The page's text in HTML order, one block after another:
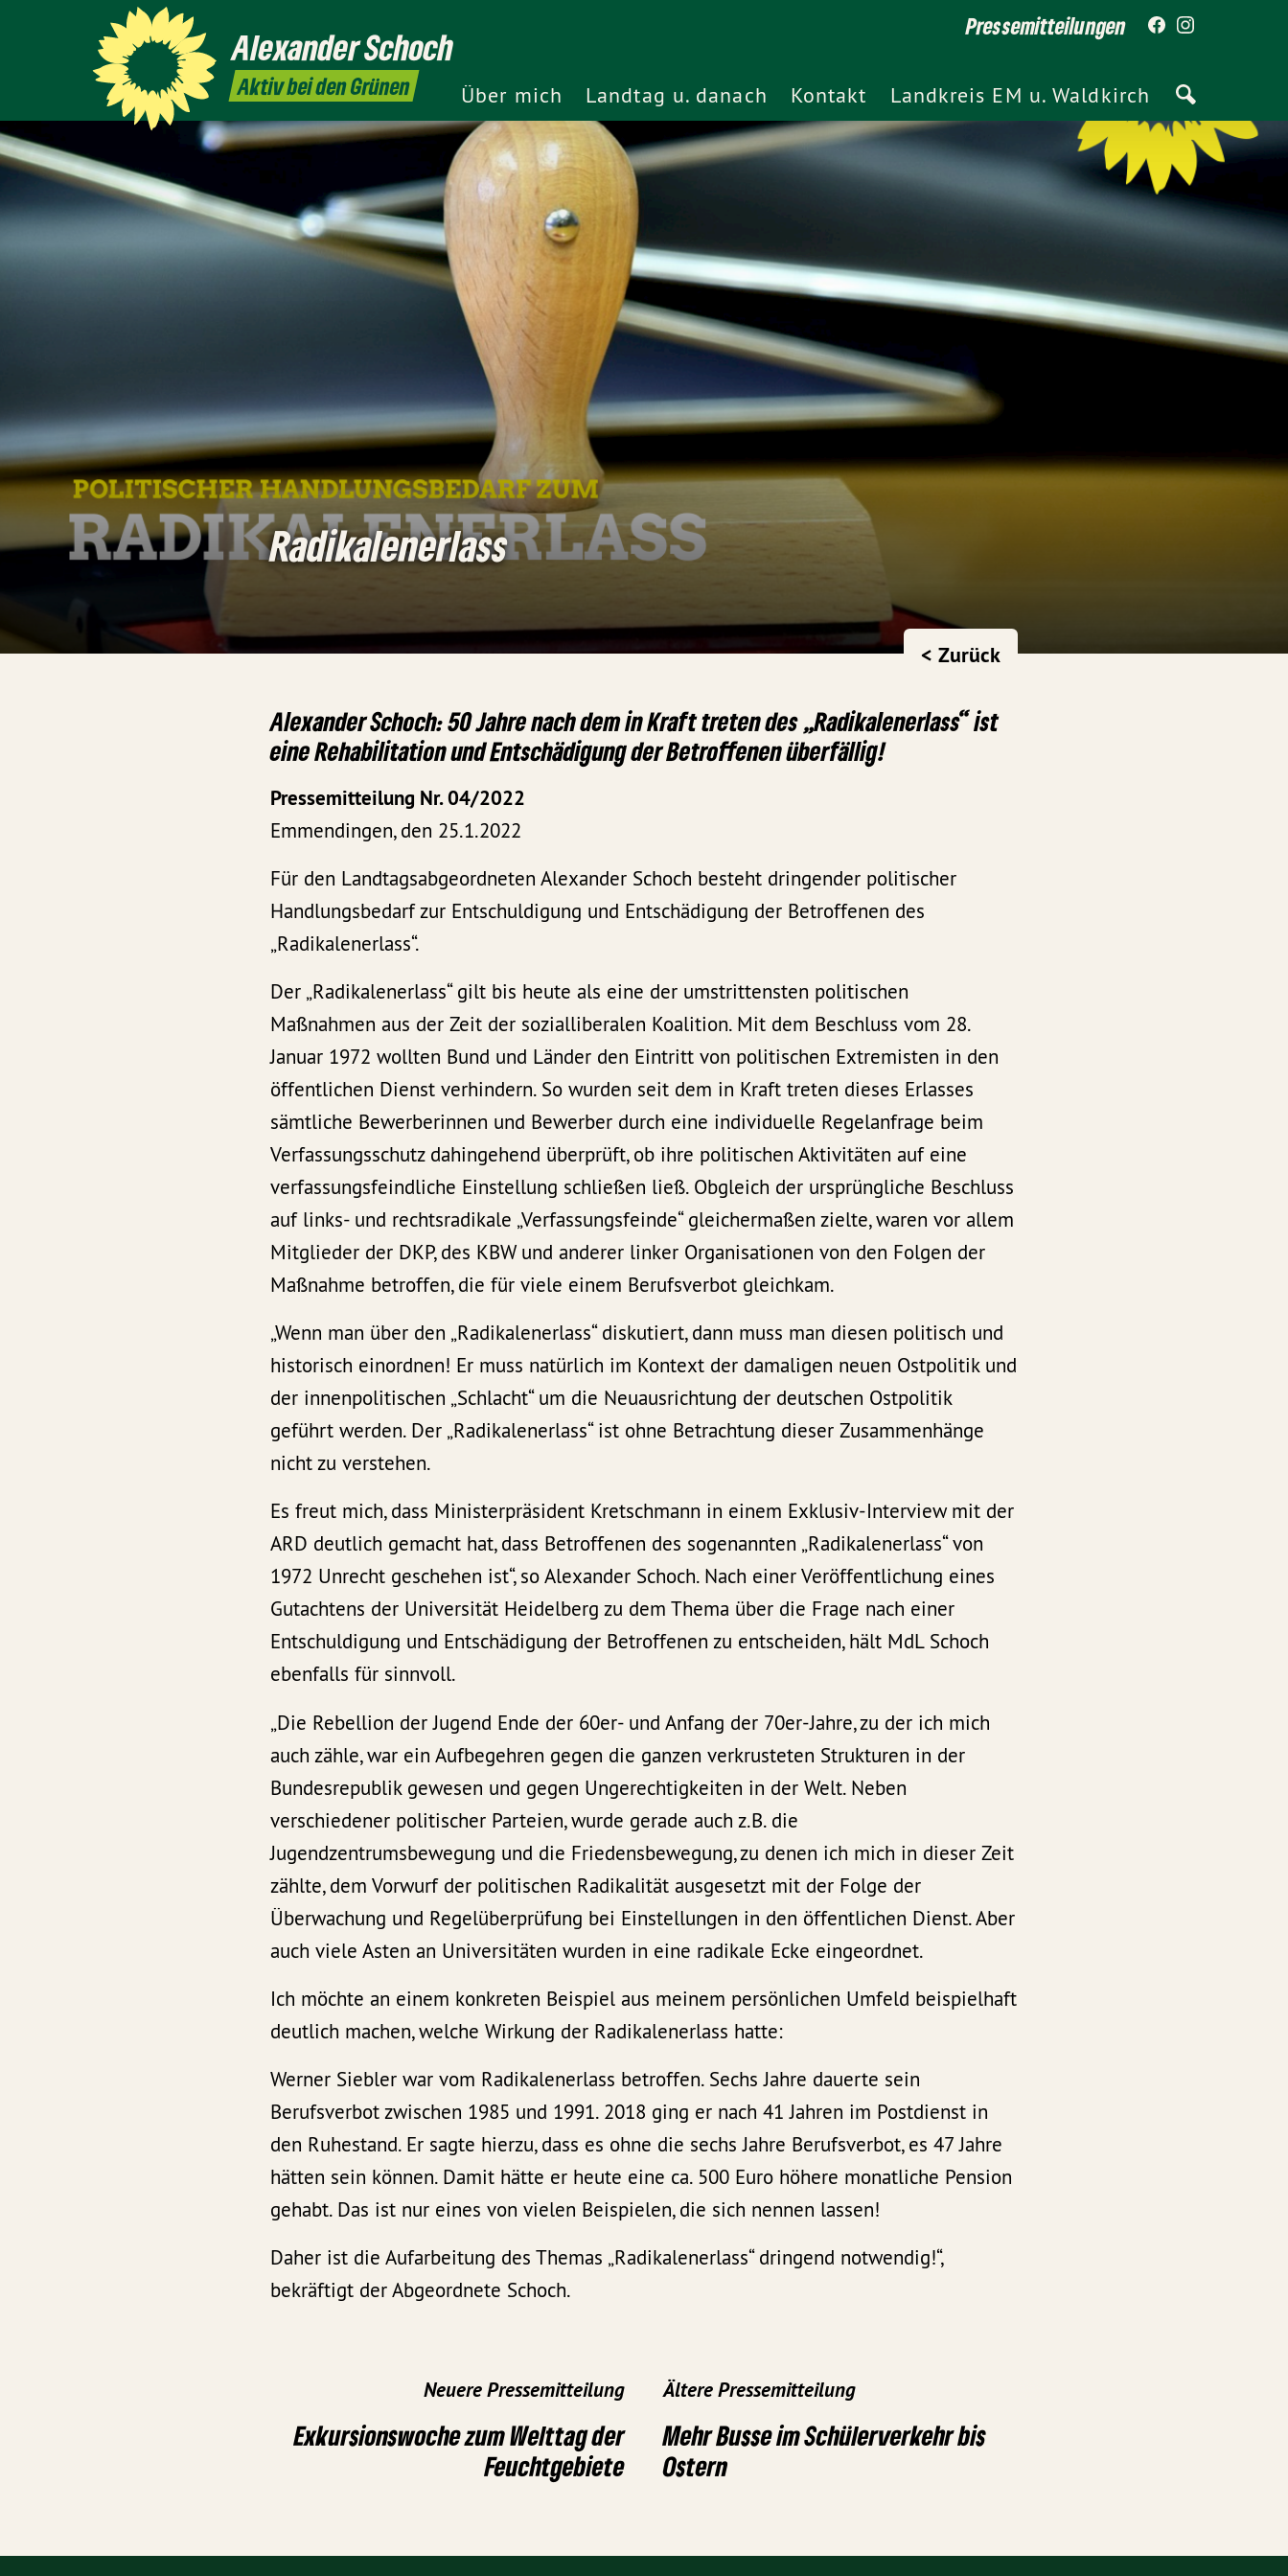
AlexanderSchoch
Aktiv bei den Grünen
Pressemitteilungen
Über mich Landtag u. danach Kontakt Landkreis EM u. Waldkirch
Radikalenerlass
< Zurück
Alexander Schoch: 50 Jahre nach dem in Kraft treten des „Radikalenerlass“ ist
eine Rehabilitation und Entschädigung der Betroffenen überfällig!
Pressemitteilung Nr. 04/2022
Emmendingen, den 25.1.2022
Für den Landtagsabgeordneten Alexander Schoch besteht dringender politischer
Handlungsbedarf zur Entschuldigung und Entschädigung der Betroffenen des
„Radikalenerlass“.
Der „Radikalenerlass“ gilt bis heute als eine der umstrittensten politischen
Maßnahmen aus der Zeit der sozialliberalen Koalition. Mit dem Beschluss vom 28.
Januar 1972 wollten Bund und Länder den Eintritt von politischen Extremisten in den
öffentlichen Dienst verhindern. So wurden seit dem in Kraft treten dieses Erlasses
sämtliche Bewerberinnen und Bewerber durch eine individuelle Regelanfrage beim
Verfassungsschutz dahingehend überprüft, ob ihre politischen Aktivitäten auf eine
verfassungsfeindliche Einstellung schließen ließ. Obgleich der ursprüngliche Beschluss
auf links- und rechtsradikale „Verfassungsfeinde“ gleichermaßen zielte, waren vor allem
Mitglieder der DKP, des KBW und anderer linker Organisationen von den Folgen der
Maßnahme betroffen, die für viele einem Berufsverbot gleichkam.
„Wenn man über den „Radikalenerlass“ diskutiert, dann muss man diesen politisch und
historisch einordnen! Er muss natürlich im Kontext der damaligen neuen Ostpolitik und
der innenpolitischen „Schlacht“ um die Neuausrichtung der deutschen Ostpolitik
geführt werden. Der „Radikalenerlass“ ist ohne Betrachtung dieser Zusammenhänge
nicht zu verstehen.
Es freut mich, dass Ministerpräsident Kretschmann in einem Exklusiv-Interview mit der
ARD deutlich gemacht hat, dass Betroffenen des sogenannten „Radikalenerlass“ von
1972 Unrecht geschehen ist“, so Alexander Schoch. Nach einer Veröffentlichung eines
Gutachtens der Universität Heidelberg zu dem Thema über die Frage nach einer
Entschuldigung und Entschädigung der Betroffenen zu entscheiden, hält MdL Schoch
ebenfalls für sinnvoll.
„Die Rebellion der Jugend Ende der 60er- und Anfang der 70er-Jahre, zu der ich mich
auch zähle, war ein Aufbegehren gegen die ganzen verkrusteten Strukturen in der
Bundesrepublik gewesen und gegen Ungerechtigkeiten in der Welt. Neben
verschiedener politischer Parteien, wurde gerade auch z.B. die
Jugendzentrumsbewegung und die Friedensbewegung, zu denen ich mich in dieser Zeit
zählte, dem Vorwurf der politischen Radikalität ausgesetzt mit der Folge der
Überwachung und Regelüberprüfung bei Einstellungen in den öffentlichen Dienst. Aber
auch viele Asten an Universitäten wurden in eine radikale Ecke eingeordnet.
Ich möchte an einem konkreten Beispiel aus meinem persönlichen Umfeld beispielhaft
deutlich machen, welche Wirkung der Radikalenerlass hatte:
Werner Siebler war vom Radikalenerlass betroffen. Sechs Jahre dauerte sein
Berufsverbot zwischen 1985 und 1991. 2018 ging er nach 41 Jahren im Postdienst in
den Ruhestand. Er sagte hierzu, dass es ohne die sechs Jahre Berufsverbot, es 47 Jahre
hätten sein können. Damit hätte er heute eine ca. 500 Euro höhere monatliche Pension
gehabt. Das ist nur eines von vielen Beispielen, die sich nennen lassen!
Daher ist die Aufarbeitung des Themas „Radikalenerlass“ dringend notwendig!“,
bekräftigt der Abgeordnete Schoch.
Neuere Pressemitteilung
Exkursionswoche zum Welttag der
Feuchtgebiete
Ältere Pressemitteilung
Mehr Busse im Schülerverkehr bis
Ostern